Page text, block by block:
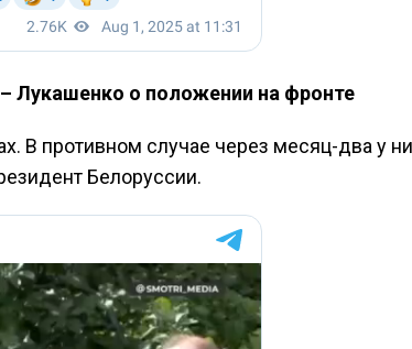
Лукашенко о положении на фронте
В противном случае через месяц-два у
Белоруссии.